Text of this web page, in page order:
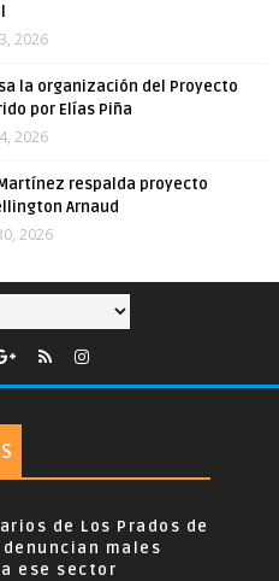
2026
la organización del Proyecto
por Elías Piña
2026
respalda proyecto
Arnaud
2026
de Los Prados de
denuncian males
ese sector